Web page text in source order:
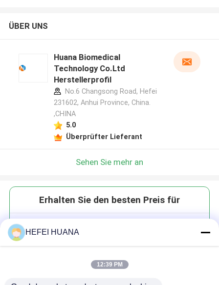
ÜBER UNS
Huana Biomedical
Technology Co.Ltd
Herstellerprofil
No.6 Changsong Road, Hefei
231602, Anhui Province, China.
,CHINA
5.0
Überprüfter Lieferant
Sehen Sie mehr an
Erhalten Sie den besten Preis für
HEFEI HUANA
12:39 PM